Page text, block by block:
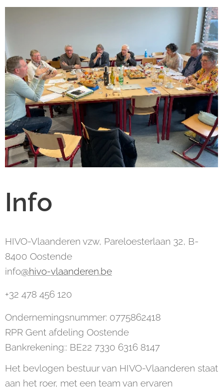
Info
HIVO-Vlaanderen vzw, Pareloesterlaan 32, B-
8400 Oostende
info@hivo-vlaanderen.be
+32 478 456 120
Ondernemingsnummer: 0775862418
RPR Gent afdeling Oostende
Bankrekening:: BE22 7330 6316 8147
Het bevlogen bestuur van HIVO-Vlaanderen staat
aan het roer, met een team van ervaren